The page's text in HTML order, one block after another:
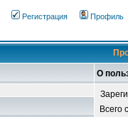
Регистрация Профиль
О
Всего